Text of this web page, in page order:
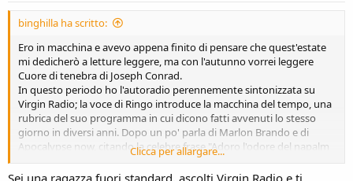
binghilla ha scritto:
Ero in macchina e avevo appena finito di pensare che quest'estate
mi dedicherò a letture leggere, ma con l'autunno vorrei leggere
Cuore di tenebra di Joseph Conrad.
In questo periodo ho l'autoradio perennemente sintonizzata su
Virgin Radio; la voce di Ringo introduce la macchina del tempo, una
rubrica del suo programma in cui dicono fatti avvenuti lo stesso
giorno in diversi anni. Dopo un po' parla di Marlon Brando e di
Apocalypse now, citando la celebre frase "Adoro l'odore del napalm
Clicca per allargare...
Sei una ragazza fuori standard, ascolti Virgin Radio e ti